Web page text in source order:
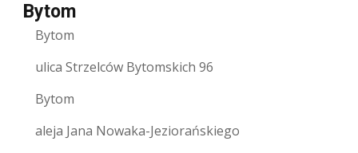
Bytom
Bytom
ulica Strzelców Bytomskich 96
Bytom
aleja Jana Nowaka-Jeziorańskiego